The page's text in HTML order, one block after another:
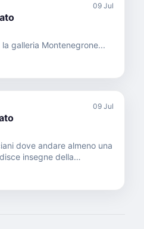
09 Jul
galleria Montenegrone...
09 Jul
dove andare almeno una